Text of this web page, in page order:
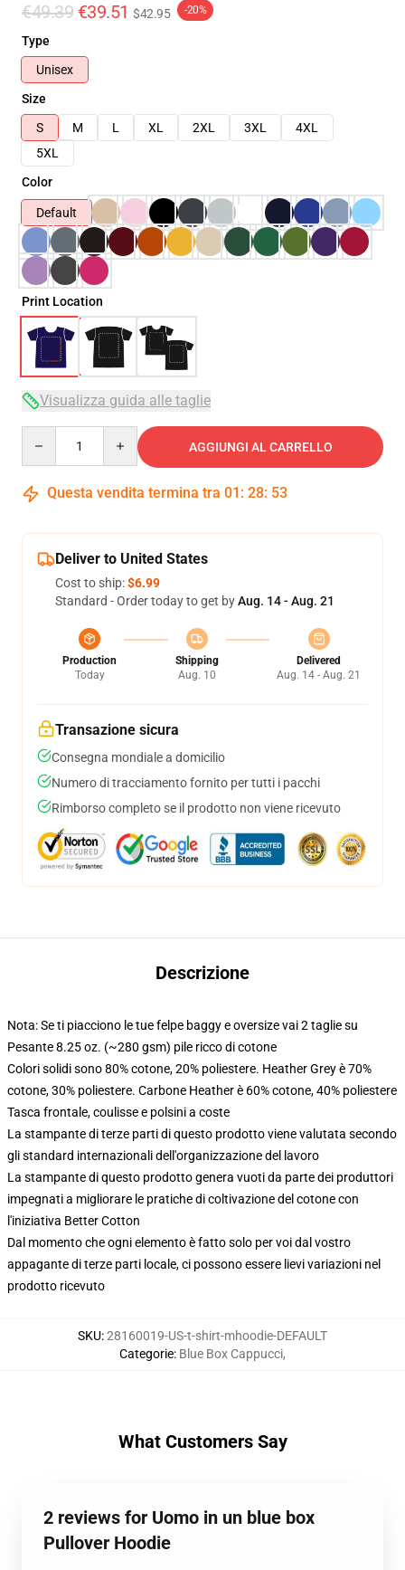
€49.39 €39.51 $42.95 -20%
Type
Unisex
Size
S
M L XL 2XL 3XL
4XL
5XL
Color
Default
Print Location
Visualizza guida alle taglie
AGGIUNGI AL CARRELLO
Questa vendita termina tra 01 : 28: 53
Deliver to United States
Cost to ship:$6.99
Standard - Order today to get byAug. 14 - Aug. 21
Production
Today
Shipping
Aug. 10
Delivered
Aug. 14 - Aug. 21
Transazione sicura
Consegna mondiale a domicilio
Numero di tracciamento fornito per tutti i pacchi
Rimborso completo se il prodotto non viene ricevuto
Descrizione
Nota: Se ti piacciono le tue felpe baggy e oversize vai 2 taglie su
Pesante 8.25 oz. (~280 gsm) pile ricco di cotone
Colori solidi sono 80% cotone, 20% poliestere. Heather Grey è 70%
cotone, 30% poliestere. Carbone Heather è 60% cotone, 40% poliestere
Tasca frontale, coulisse e polsini a coste
La stampante di terze parti di questo prodotto viene valutata secondo
gli standard internazionali dell'organizzazione del lavoro
La stampante di questo prodotto genera vuoti da parte dei produttori
impegnati a migliorare le pratiche di coltivazione del cotone con
l'iniziativa Better Cotton
Dal momento che ogni elemento è fatto solo per voi dal vostro
appagante di terze parti locale, ci possono essere lievi variazioni nel
prodotto ricevuto
SKU:28160019-US-t-shirt-mhoodie-DEFAULT
Categorie: Blue Box Cappucci,
What Customers Say
2 reviews for Uomo in un blue box
Pullover Hoodie